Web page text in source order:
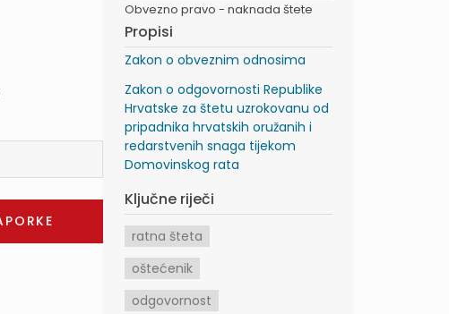
Obvezno pravo - naknada štete
Propisi
Zakon o obveznim odnosima
Zakon o odgovornosti Republike
Hrvatske za štetu uzrokovanu od
pripadnika hrvatskih oružanih i
redarstvenih snaga tijekom
Domovinskog rata
Ključne riječi
ratna šteta
oštećenik
odgovornost